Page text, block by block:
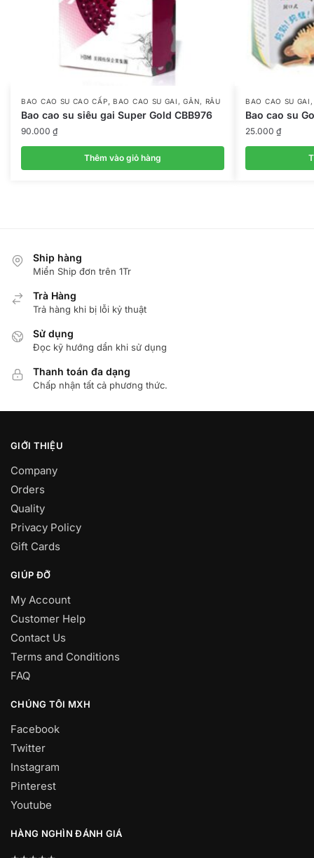
BAO CAO SU CAO CẤP,BAO CAO SU GAI, GÂN, RÂU
Bao cao su siêu gai Super Gold CBB976
90.000 ₫
Thêm vào giỏ hàng
BAO CAO SU
Bao cao su
25.000 ₫
Ship hàng
Miển Ship đơn trên 1Tr
Trà Hàng
Trả hàng khi bị lỗi kỷ thuật
Sử dụng
Đọc kỹ hướng dẩn khi sử dụng
Thanh toán đa dạng
Chấp nhận tất cả phương thức.
GIỚI THIỆU
Company
Orders
Quality
Privacy Policy
Gift Cards
GIÚP ĐỠ
My Account
Customer Help
Contact Us
Terms and Conditions
FAQ
CHÚNG TÔI MXH
Facebook
Twitter
Instagram
Pinterest
Youtube
HÀNG NGHÌN ĐÁNH GIÁ